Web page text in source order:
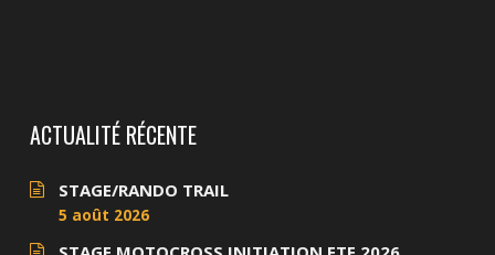
ACTUALITÉ RÉCENTE
STAGE/RANDO TRAIL
5 août 2026